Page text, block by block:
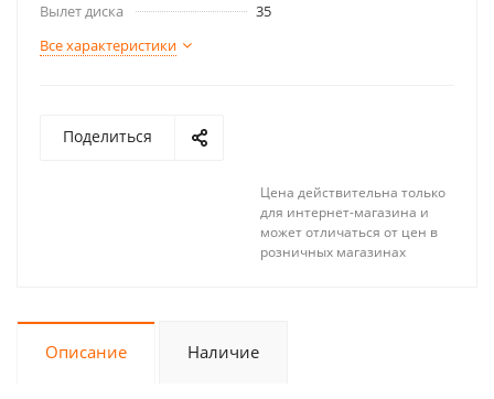
Вылет диска
35
Все характеристики
Поделиться
Цена действительна только
для интернет-магазина и
может отличаться от цен в
розничных магазинах
Описание Наличие